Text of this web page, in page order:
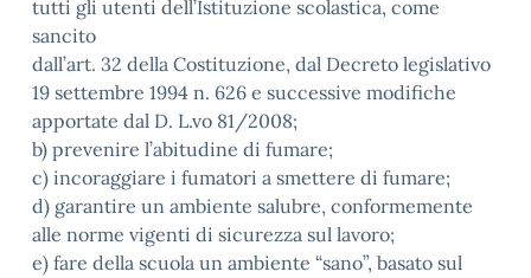
tutti gli utenti dell’Istituzione scolastica, come
sancito
dall’art. 32 della Costituzione, dal Decreto legislativo
19 settembre 1994 n. 626 e successive modifiche
apportate dal D. L.vo 81/2008;
b) prevenire l’abitudine di fumare;
c) incoraggiare i fumatori a smettere di fumare;
d) garantire un ambiente salubre, conformemente
alle norme vigenti di sicurezza sul lavoro;
e) fare della scuola un ambiente “sano”, basato sul